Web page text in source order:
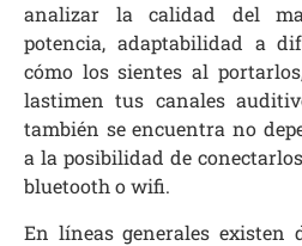
analizar la calidad del
potencia, adaptabilidad a
cómo los sientes al
lastimen tus canales
también se encuentra no
a la posibilidad de
bluetooth o wifi.
En líneas generales existen